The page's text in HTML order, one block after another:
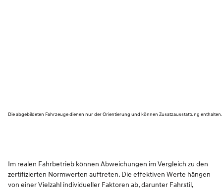
Die abgebildeten Fahrzeuge dienen nur der Orientierung und können Zusatzausstattung enthalten.
Im realen Fahrbetrieb können Abweichungen im Vergleich zu den
zertifizierten Normwerten auftreten. Die effektiven Werte hängen
von einer Vielzahl individueller Faktoren ab, darunter Fahrstil,